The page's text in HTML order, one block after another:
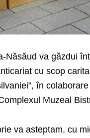
Năsăud va găzdui
cu scop
în
Muzeal
va asteptam, cu